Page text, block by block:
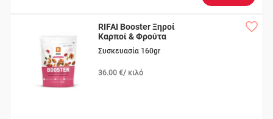
RIFAI Booster Ξηροί
Καρποί & Φρούτα
Συσκευασία 160gr
36.00 €/ κιλό